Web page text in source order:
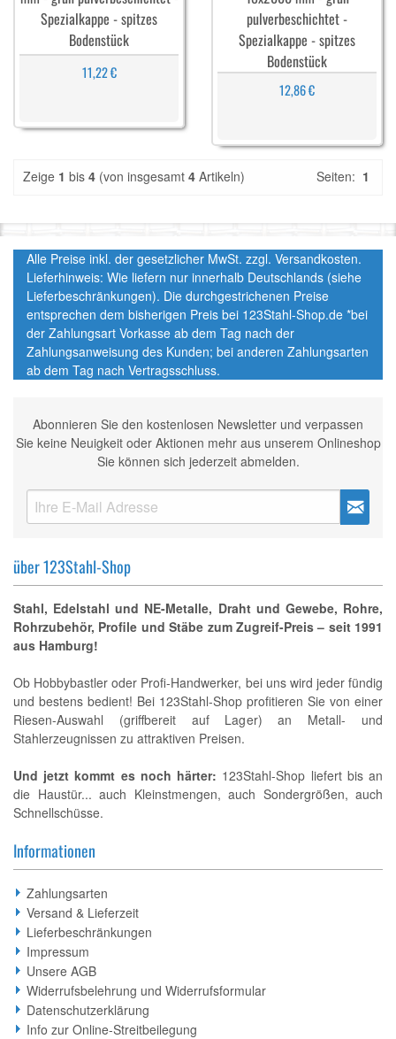
Spezialkappe - spitzes
Bodenstück
11,22 €
pulverbeschichtet -
Spezialkappe - spitzes
Bodenstück
12,86 €
Zeige 1 bis 4 (von insgesamt 4 Artikeln) Seiten: 1
Alle Preise inkl. der gesetzlicher MwSt. zzgl. Versandkosten.
Lieferhinweis: Wie liefern nur innerhalb Deutschlands (siehe
Lieferbeschränkungen). Die durchgestrichenen Preise
entsprechen dem bisherigen Preis bei 123Stahl-Shop.de *bei
der Zahlungsart Vorkasse ab dem Tag nach der
Zahlungsanweisung des Kunden; bei anderen Zahlungsarten
ab dem Tag nach Vertragsschluss.
Abonnieren Sie den kostenlosen Newsletter und verpassen
Sie keine Neuigkeit oder Aktionen mehr aus unserem Onlineshop
Sie können sich jederzeit abmelden.
über 123Stahl-Shop
Stahl, Edelstahl und NE-Metalle, Draht und Gewebe, Rohre,
Rohrzubehör, Profile und Stäbe zum Zugreif-Preis – seit 1991
aus Hamburg!
Ob Hobbybastler oder Profi-Handwerker, bei uns wird jeder fündig
und bestens bedient! Bei 123Stahl-Shop profitieren Sie von einer
Riesen-Auswahl (griffbereit auf Lager) an Metall- und
Stahlerzeugnissen zu attraktiven Preisen.
Und jetzt kommt es noch härter: 123Stahl-Shop liefert bis an
die Haustür... auch Kleinstmengen, auch Sondergrößen, auch
Schnellschüsse.
Informationen
Zahlungsarten
Versand & Lieferzeit
Lieferbeschränkungen
Impressum
Unsere AGB
Widerrufsbelehrung und Widerrufsformular
Datenschutzerklärung
Info zur Online-Streitbeilegung